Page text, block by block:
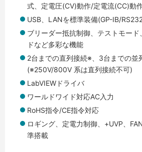
式、定電圧(CV)動作/定電流(CC)動作
USB、LANを標準装備(GP-IB/
ブリーダー抵抗制御、テストモー
ドなど多彩な機能
2台までの直列接続※、3台までの並
(※250V/800V 系は直列接続不可)
LabVIEWドライバ
ワールドワイド対応AC入力
RoHS指令/CE指令対応
ロギング、定電力制御、+UVP、
準搭載